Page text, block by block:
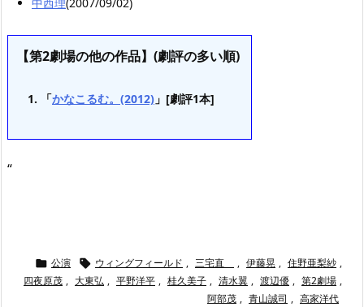
【第2劇場の他の作品】(劇評の多い順)
「かなこるむ。(2012) 」[劇評1本]
“
 公演  ウィングフィールド , 三宅直 , 伊藤晃 , 住野亜梨紗 ,
四夜原茂 , 大東弘 , 平野洋平 , 桂久美子 , 清水翼 , 渡辺優 , 第2劇場 ,
阿部茂 , 青山誠司 , 高家洋代